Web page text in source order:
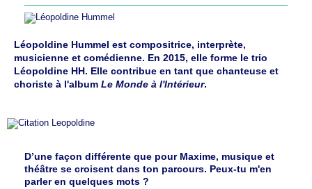
Léopoldine Hummel est compositrice, interprète,
musicienne et comédienne. En 2015, elle forme le trio
Léopoldine HH. Elle contribue en tant que chanteuse et
choriste à l'album Le Monde à l'Intérieur.
D’une façon différente que pour Maxime, musique et
théâtre se croisent dans ton parcours. Peux-tu m'en
parler en quelques mots ?